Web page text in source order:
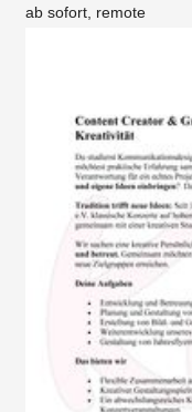
ab sofort, remote